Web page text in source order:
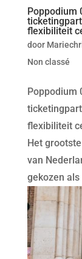
Poppodium
flexibiliteit
door
Non classé
Poppodium
flexibiliteit
Het
van
gekozen als